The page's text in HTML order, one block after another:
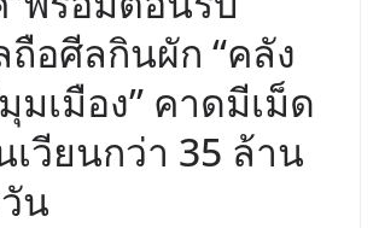
ถือศีลกินผัก “คลัง
มเมือง” คาดมีเม็ด
เวียนกว่า 35 ล้าน
น